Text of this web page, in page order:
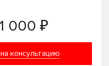
000 ₽
консультацию